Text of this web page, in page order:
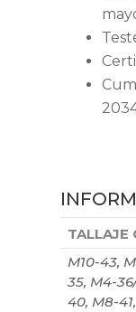
TALLAJE
M10-43,
35, M4-
40, M8-